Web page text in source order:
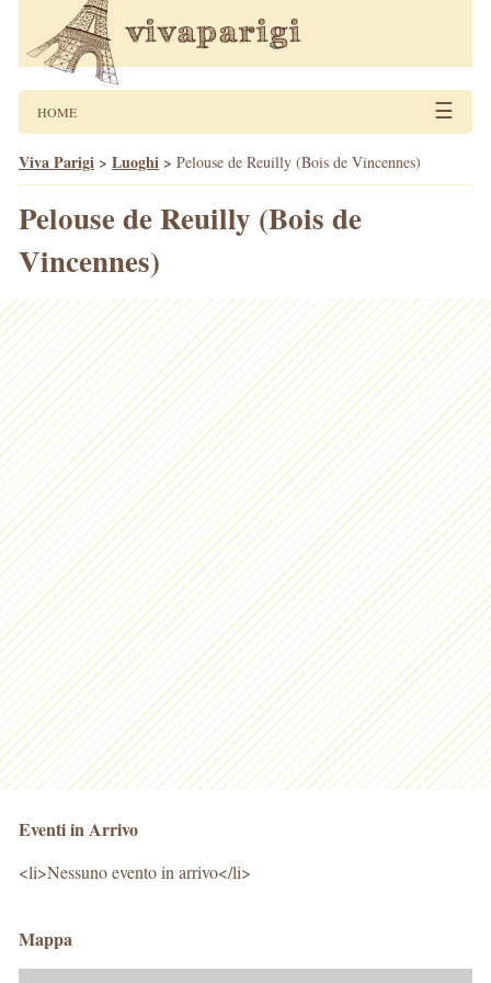
HOME ☰
Viva Parigi > Luoghi > Pelouse de Reuilly (Bois de Vincennes)
Pelouse de Reuilly (Bois de
Vincennes)
Eventi in Arrivo
<li>Nessuno evento in arrivo</li>
Mappa